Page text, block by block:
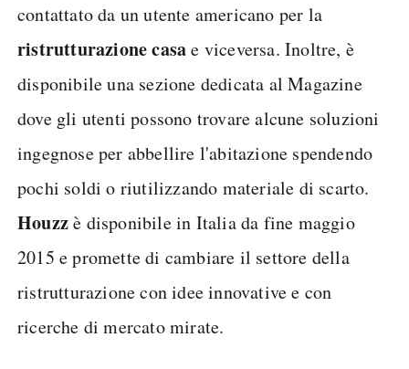
contattato da un utente americano per la
ristrutturazione casae viceversa. Inoltre, è
disponibile una sezione dedicata al Magazine
dove gli utenti possono trovare alcune soluzioni
ingegnose per abbellire l'abitazione spendendo
pochi soldi o riutilizzando materiale di scarto.
Houzzè disponibile in Italia da fine maggio
2015 e promette di cambiare il settore della
ristrutturazione con idee innovative e con
ricerche di mercato mirate.